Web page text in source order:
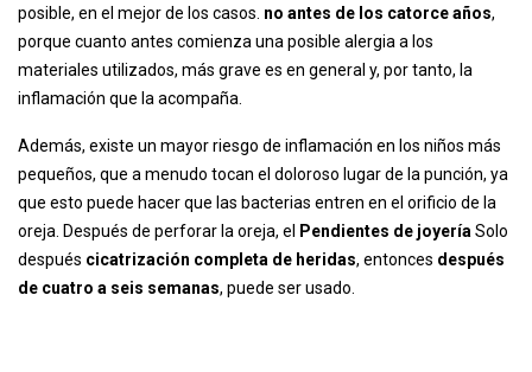
posible, en el mejor de los casos. no antes de los catorce años,
porque cuanto antes comienza una posible alergia a los
materiales utilizados, más grave es en general y, por tanto, la
inflamación que la acompaña.
Además, existe un mayor riesgo de inflamación en los niños más
pequeños, que a menudo tocan el doloroso lugar de la punción, ya
que esto puede hacer que las bacterias entren en el orificio de la
oreja. Después de perforar la oreja, el
Pendientes de joyería Solo
después cicatrización completa de heridas, entonces después
de cuatro a seis semanas, puede ser usado.